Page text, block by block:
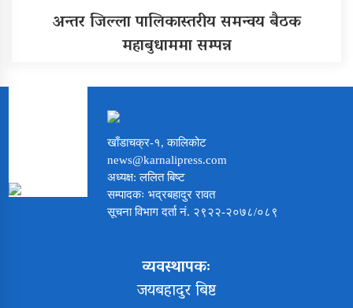
अन्तर जिल्ला पालिकास्तरीय समन्वय बैठक
महाबुधाममा सम्पन्न
खाँडाचक्र-१, कालिकोट
news@karnalipress.com
अध्यक्ष: ललित बिष्ट
सम्पादकः भद्रबहादुर रावत
सूचना विभाग दर्ता नं. २९२२-२०७८/०८९
व्यवस्थापकः
जयबहादुर बिष्ट